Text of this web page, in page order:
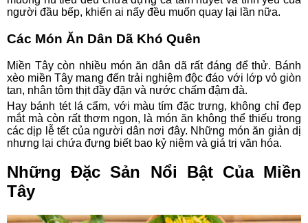
người đầu bếp, khiến ai nấy đều muốn quay lại lần nữa.
Các Món Ăn Dân Dã Khó Quên
Miền Tây còn nhiều món ăn dân dã rất đáng để thử. Bánh
xèo miền Tây mang đến trải nghiệm độc đáo với lớp vỏ giòn
tan, nhân tôm thịt đầy đặn và nước chấm đậm đà.
Hay bánh tét lá cẩm, với màu tím đặc trưng, không chỉ đẹp
mắt mà còn rất thơm ngon, là món ăn không thể thiếu trong
các dịp lễ tết của người dân nơi đây. Những món ăn giản dị
nhưng lại chứa đựng biết bao kỷ niệm và giá trị văn hóa.
Những Đặc Sản Nổi Bật Của Miền
Tây